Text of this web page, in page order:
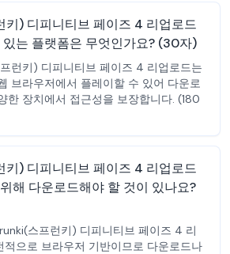
) 디피니티브 페이즈 4 리업로드
있는 플랫폼은 무엇인가요? (30자)
런키) 디피니티브 페이즈 4 리업로드는
브라우저에서 플레이할 수 있어 다운로
한 장치에서 접근성을 보장합니다. (180
) 디피니티브 페이즈 4 리업로드
해 다운로드해야 할 것이 있나요?
스프런키) 디피니티브 페이즈 4 리
적으로 브라우저 기반이므로 다운로드나